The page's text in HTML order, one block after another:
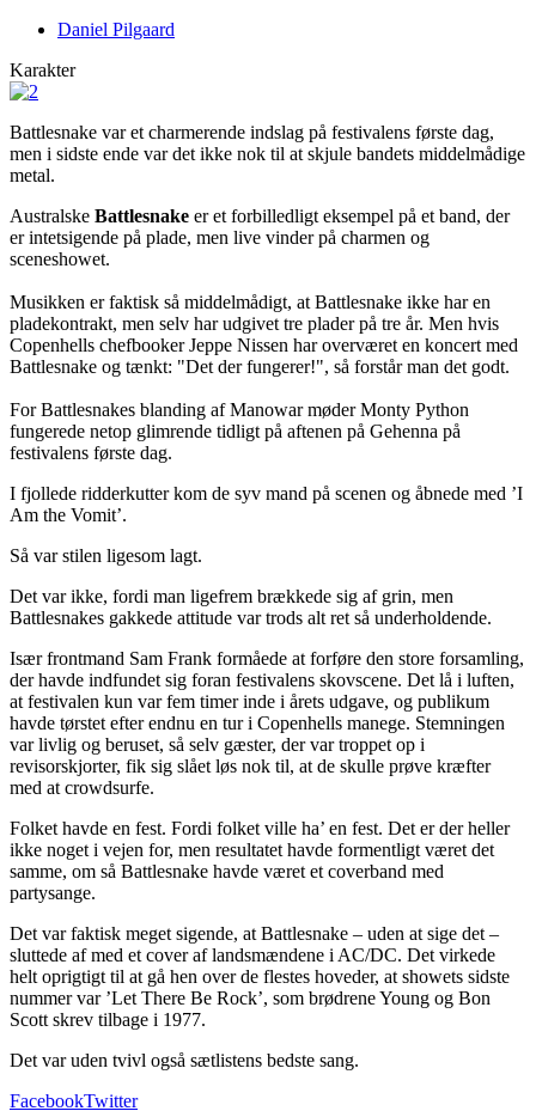
Daniel Pilgaard
Karakter
Battlesnake var et charmerende indslag på festivalens første dag,
men i sidste ende var det ikke nok til at skjule bandets middelmådige
metal.
Australske Battlesnake er et forbilledligt eksempel på et band, der
er intetsigende på plade, men live vinder på charmen og
sceneshowet.
Musikken er faktisk så middelmådigt, at Battlesnake ikke har en
pladekontrakt, men selv har udgivet tre plader på tre år. Men hvis
Copenhells chefbooker Jeppe Nissen har overværet en koncert med
Battlesnake og tænkt: "Det der fungerer!", så forstår man det godt.
For Battlesnakes blanding af Manowar møder Monty Python
fungerede netop glimrende tidligt på aftenen på Gehenna på
festivalens første dag.
I fjollede ridderkutter kom de syv mand på scenen og åbnede med ’I
Am the Vomit’.
Så var stilen ligesom lagt.
Det var ikke, fordi man ligefrem brækkede sig af grin, men
Battlesnakes gakkede attitude var trods alt ret så underholdende.
Især frontmand Sam Frank formåede at forføre den store forsamling,
der havde indfundet sig foran festivalens skovscene. Det lå i luften,
at festivalen kun var fem timer inde i årets udgave, og publikum
havde tørstet efter endnu en tur i Copenhells manege. Stemningen
var livlig og beruset, så selv gæster, der var troppet op i
revisorskjorter, fik sig slået løs nok til, at de skulle prøve kræfter
med at crowdsurfe.
Folket havde en fest. Fordi folket ville ha’ en fest. Det er der heller
ikke noget i vejen for, men resultatet havde formentligt været det
samme, om så Battlesnake havde været et coverband med
partysange.
Det var faktisk meget sigende, at Battlesnake – uden at sige det –
sluttede af med et cover af landsmændene i AC/DC. Det virkede
helt oprigtigt til at gå hen over de flestes hoveder, at showets sidste
nummer var ’Let There Be Rock’, som brødrene Young og Bon
Scott skrev tilbage i 1977.
Det var uden tvivl også sætlistens bedste sang.
FacebookTwitter